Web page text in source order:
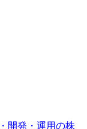
開発・運用の株